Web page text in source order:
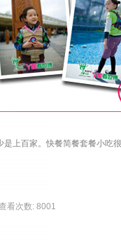
百家。快餐简餐套餐小吃
看次数: 8001